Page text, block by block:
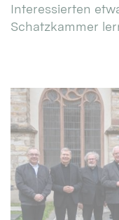
Interessierten
Schatzkammer